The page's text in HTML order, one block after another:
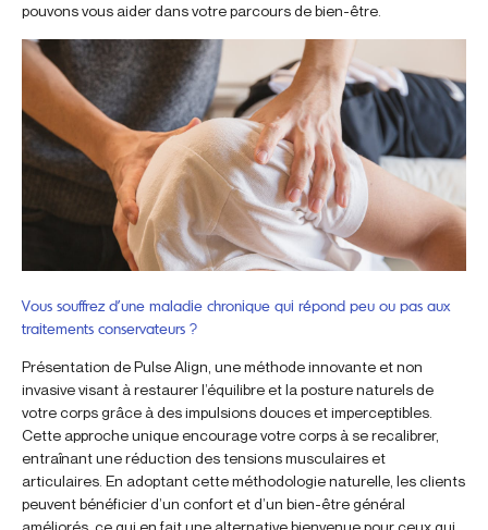
pouvons vous aider dans votre parcours de bien-être.
Vous souffrez d’une maladie chronique qui répond peu ou pas aux
traitements conservateurs ?
Présentation de Pulse Align, une méthode innovante et non
invasive visant à restaurer l’équilibre et la posture naturels de
votre corps grâce à des impulsions douces et imperceptibles.
Cette approche unique encourage votre corps à se recalibrer,
entraînant une réduction des tensions musculaires et
articulaires. En adoptant cette méthodologie naturelle, les clients
peuvent bénéficier d’un confort et d’un bien-être général